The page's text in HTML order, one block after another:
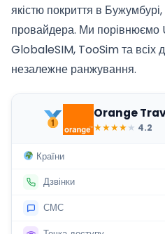
якістю покриття в
провайдера. Ми порівнюємо
GlobaleSIM, TooSim та всіх
незалежне ранжування.
Orange
★★★★★ 4.2
Країни
Дзвінки
СМС